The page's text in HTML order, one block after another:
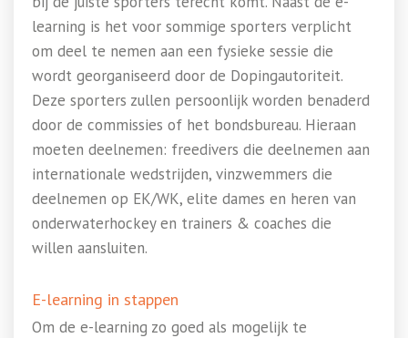
learning is het voor sommige sporters verplicht
om deel te nemen aan een fysieke sessie die
wordt georganiseerd door de Dopingautoriteit.
Deze sporters zullen persoonlijk worden benaderd
door de commissies of het bondsbureau. Hieraan
moeten deelnemen: freedivers die deelnemen aan
internationale wedstrijden, vinzwemmers die
deelnemen op EK/WK, elite dames en heren van
onderwaterhockey en trainers & coaches die
willen aansluiten.
E-learning in stappen
Om de e-learning zo goed als mogelijk te